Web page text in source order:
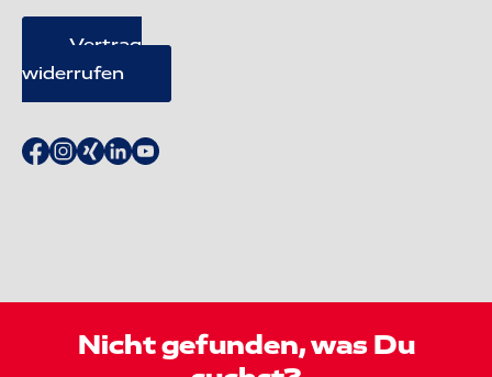
Vertrag
widerrufen
Nicht gefunden, was Du